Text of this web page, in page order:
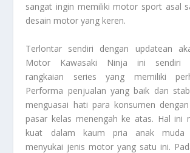
sangat ingin memiliki motor sport asal
desain motor yang keren.
Terlontar sendiri dengan updatean
Motor Kawasaki Ninja ini sendiri
rangkaian series yang memiliki
Performa penjualan yang baik dan
menguasai hati para konsumen
pasar kelas menengah ke atas. Hal ini
kuat dalam kaum pria anak muda
menyukai jenis motor yang satu ini.